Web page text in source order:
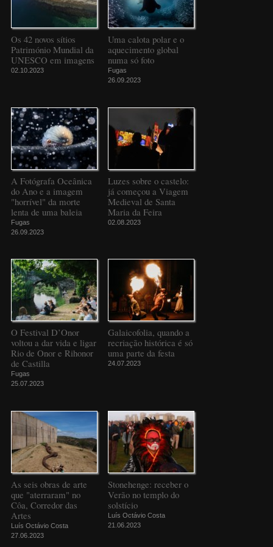
Os 42 novos sítios
Património Mundial da
UNESCO em imagens
02.10.2023
Uma calota polar e o
aquecimento global
numa só foto
Fugas
26.09.2023
A Fotógrafa Oceânica
do Ano e a imagem
"horrível" da morte
lenta de uma baleia
Fugas
26.09.2023
Luzes sobre o castelo:
já começou a Viagem
Medieval de Santa
Maria da Feira
02.08.2023
O Festival D’Onor
voltou a dar vida e ligar
Rio de Onor e Rihonor
de Castilla
Fugas
25.07.2023
Galaicofolia, quando a
recriação histórica é só
uma parte da festa
24.07.2023
As seis obras de arte
que "aterraram" no
Côa, Corredor das
Artes
Luís Octávio Costa
27.06.2023
Stonehenge: receber o
Verão no templo do
solstício
Luís Octávio Costa
21.06.2023